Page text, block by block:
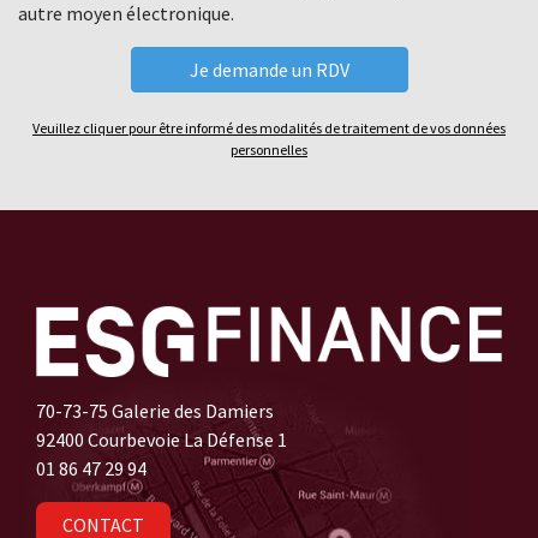
autre moyen électronique.
Veuillez cliquer pour être informé des modalités de traitement de vos données
personnelles
70-73-75 Galerie des Damiers
92400 Courbevoie La Défense 1
01 86 47 29 94
CONTACT